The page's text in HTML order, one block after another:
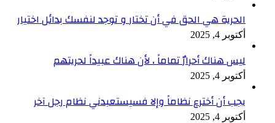
الحرية هي الحق في أن تختار و توجد لنفسك بدائل اختيار
أكتوبر 4, 2025
ليس هناك أحرارٌ تماماً ، لأن هناك عبيداً لحريتهم
أكتوبر 4, 2025
يجب أن أخترع نظاماً وإلا فسيستعبدني نظام رجل آخر
أكتوبر 4, 2025